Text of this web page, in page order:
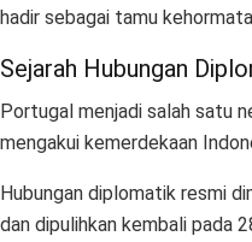
hadir sebagai tamu
Sejarah Hubungan
Portugal menjadi salah satu
mengakui kemerdekaan
Hubungan diplomatik resmi
dan dipulihkan kembali pada